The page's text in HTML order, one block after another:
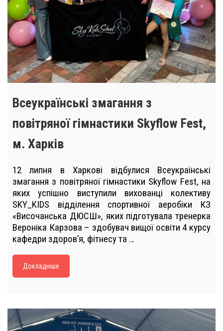
Всеукраїнські змагання з
повітряної гімнастики Skyflow Fest,
м. Харків
12 липня в Харкові відбулися Всеукраїнські
змагання з повітряної гімнастики Skyflow Fest, на
яких успішно виступили вихованці колективу
SKY_KIDS відділення спортивної аеробіки КЗ
«Височанська ДЮСШ», яких підготувала тренерка
Вероніка Карзова – здобувач вищої освіти 4 курсу
кафедри здоров’я, фітнесу та …
Докладніше